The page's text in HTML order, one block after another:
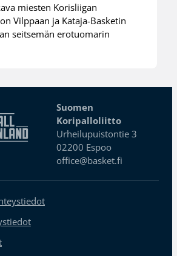
miesten Korisliigan
Vilppaan ja Kataja-Basketin
seitsemän erotuomarin
Suomen
Koripalloliitto
Urheilupuistontie 3
02200 Espoo
office@basket.fi